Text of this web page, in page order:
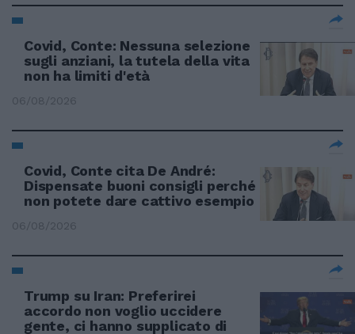
Covid, Conte: Nessuna selezione
sugli anziani, la tutela della vita
non ha limiti d'età
06/08/2026
Covid, Conte cita De André:
Dispensate buoni consigli perché
non potete dare cattivo esempio
06/08/2026
Trump su Iran: Preferirei
accordo non voglio uccidere
gente, ci hanno supplicato di